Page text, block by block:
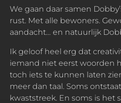
We gaan daar samen
rust. Met alle bewoners.
aandacht… en natuurlijk
Ik geloof heel erg dat
iemand niet eerst woorden
toch iets te kunnen laten
meer dan taal. Soms
kwaststreek. En soms is het